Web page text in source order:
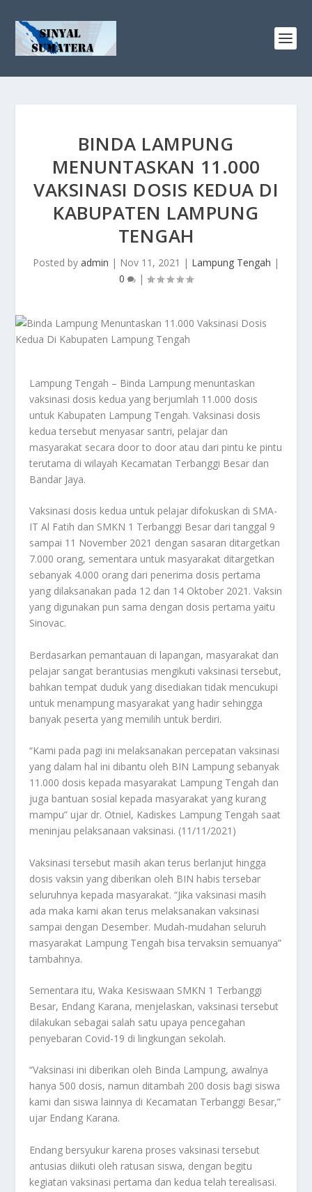
BINDA LAMPUNG
MENUNTASKAN 11.000
VAKSINASI DOSIS KEDUA DI
KABUPATEN LAMPUNG
TENGAH
Posted by admin | Nov 11, 2021 | Lampung Tengah |
0
|
Lampung Tengah – Binda Lampung menuntaskan
vaksinasi dosis kedua yang berjumlah 11.000 dosis
untuk Kabupaten Lampung Tengah. Vaksinasi dosis
kedua tersebut menyasar santri, pelajar dan
masyarakat secara door to door atau dari pintu ke pintu
terutama di wilayah Kecamatan Terbanggi Besar dan
Bandar Jaya.
Vaksinasi dosis kedua untuk pelajar difokuskan di SMA-
IT Al Fatih dan SMKN 1 Terbanggi Besar dari tanggal 9
sampai 11 November 2021 dengan sasaran ditargetkan
7.000 orang, sementara untuk masyarakat ditargetkan
sebanyak 4.000 orang dari penerima dosis pertama
yang dilaksanakan pada 12 dan 14 Oktober 2021. Vaksin
yang digunakan pun sama dengan dosis pertama yaitu
Sinovac.
Berdasarkan pemantauan di lapangan, masyarakat dan
pelajar sangat berantusias mengikuti vaksinasi tersebut,
bahkan tempat duduk yang disediakan tidak mencukupi
untuk menampung masyarakat yang hadir sehingga
banyak peserta yang memilih untuk berdiri.
“Kami pada pagi ini melaksanakan percepatan vaksinasi
yang dalam hal ini dibantu oleh BIN Lampung sebanyak
11.000 dosis kepada masyarakat Lampung Tengah dan
juga bantuan sosial kepada masyarakat yang kurang
mampu” ujar dr. Otniel, Kadiskes Lampung Tengah saat
meninjau pelaksanaan vaksinasi. (11/11/2021)
Vaksinasi tersebut masih akan terus berlanjut hingga
dosis vaksin yang diberikan oleh BIN habis tersebar
seluruhnya kepada masyarakat. “Jika vaksinasi masih
ada maka kami akan terus melaksanakan vaksinasi
sampai dengan Desember. Mudah-mudahan seluruh
masyarakat Lampung Tengah bisa tervaksin semuanya”
tambahnya.
Sementara itu, Waka Kesiswaan SMKN 1 Terbanggi
Besar, Endang Karana, menjelaskan, vaksinasi tersebut
dilakukan sebagai salah satu upaya pencegahan
penyebaran Covid-19 di lingkungan sekolah.
“Vaksinasi ini diberikan oleh Binda Lampung, awalnya
hanya 500 dosis, namun ditambah 200 dosis bagi siswa
kami dan siswa lainnya di Kecamatan Terbanggi Besar,”
ujar Endang Karana.
Endang bersyukur karena proses vaksinasi tersebut
antusias diikuti oleh ratusan siswa, dengan begitu
kegiatan vaksinasi pertama dan kedua telah terealisasi.